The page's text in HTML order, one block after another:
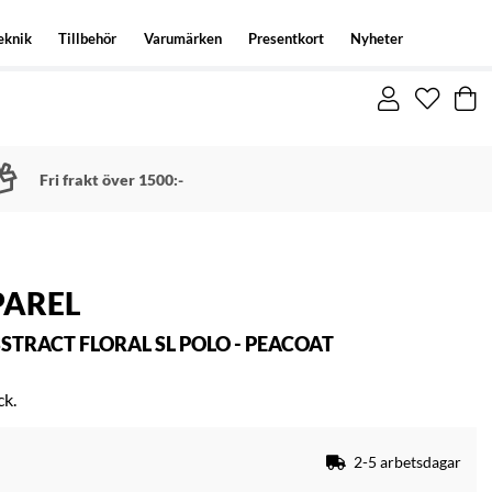
Tillbehör Varumärken Presentkort Nyheter
Fri frakt över 1500:-
FLORAL SL POLO - PEACOAT
2-5 arbetsdagar